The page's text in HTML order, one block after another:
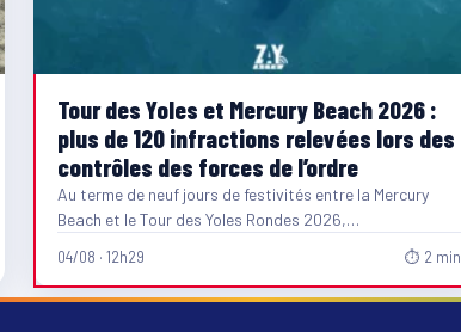
Tour des Yoles et Mercury Beach 2026 :
plus de 120 infractions relevées lors des
contrôles des forces de l’ordre
Au terme de neuf jours de festivités entre la Mercury
Beach et le Tour des Yoles Rondes 2026,…
04/08 · 12h29 ⏱ 2 min